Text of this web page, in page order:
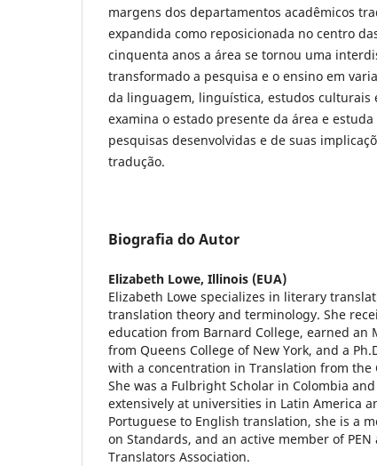
margens dos departamentos acadêmicos
expandida como reposicionada no centro
cinquenta anos a área se tornou uma
transformado a pesquisa e o ensino em
da linguagem, linguística, estudos culturais
examina o estado presente da área e
pesquisas desenvolvidas e de suas
tradução.
Biografia do Autor
Elizabeth Lowe, Illinois (EUA)
Elizabeth Lowe specializes in literary
translation theory and terminology. She
education from Barnard College, earned an
from Queens College of New York, and a
with a concentration in Translation from the
She was a Fulbright Scholar in Colombia
extensively at universities in Latin America
Portuguese to English translation, she is a
on Standards, and an active member of
Translators Association.